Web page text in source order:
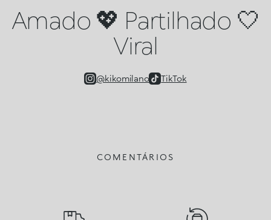
Amado 💖 Partilhado 🤍
Viral
@kikomilano TikTok
COMENTÁRIOS